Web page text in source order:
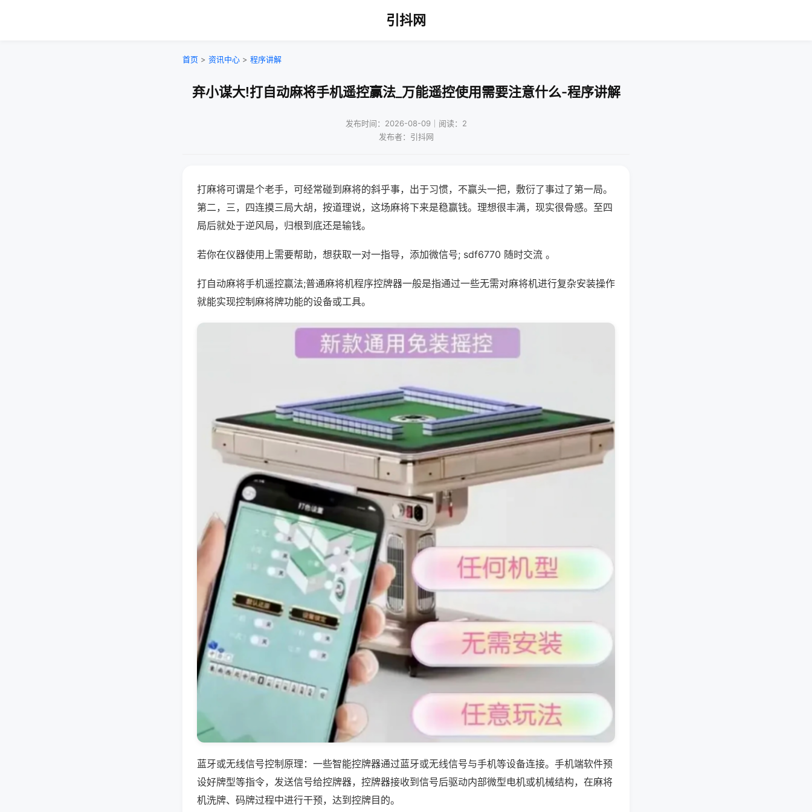
引抖网
首页 > 资讯中心 > 程序讲解
弃小谋大!打自动麻将手机遥控赢法_万能遥控使用需要注意什么-程序讲解
发布时间：2026-08-09｜阅读：2
发布者：引抖网
打麻将可谓是个老手，可经常碰到麻将的斜乎事，出于习惯，不赢头一把，敷衍了事过了第一局。
第二，三，四连摸三局大胡，按道理说，这场麻将下来是稳赢钱。理想很丰满，现实很骨感。至四
局后就处于逆风局，归根到底还是输钱。
若你在仪器使用上需要帮助，想获取一对一指导，添加微信号; sdf6770 随时交流 。
打自动麻将手机遥控赢法;普通麻将机程序控牌器一般是指通过一些无需对麻将机进行复杂安装操作
就能实现控制麻将牌功能的设备或工具。
蓝牙或无线信号控制原理：一些智能控牌器通过蓝牙或无线信号与手机等设备连接。手机端软件预
设好牌型等指令，发送信号给控牌器，控牌器接收到信号后驱动内部微型电机或机械结构，在麻将
机洗牌、码牌过程中进行干预，达到控牌目的。